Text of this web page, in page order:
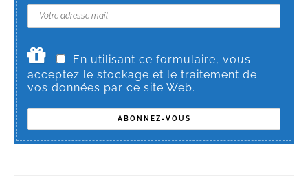
En utilisant ce formulaire, vous
acceptez le stockage et le traitement de
vos données par ce site Web.